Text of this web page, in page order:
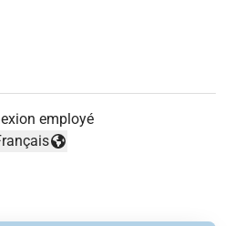
employé
la langue